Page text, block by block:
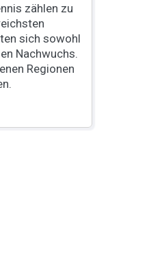
zählen zu
sich sowohl
Nachwuchs.
Regionen